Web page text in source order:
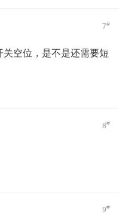
7#
空位，是不是还需要短
8#
9#